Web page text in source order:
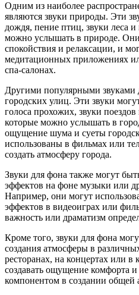
Одним из наиболее
являются звуки природы. Эти
дождя, пение птиц, звуки леса
можно услышать в природе.
спокойствия и релаксации, и
медитационных приложениях
спа-салонах.
Другими популярными звуками
городских улиц. Эти звуки
голоса прохожих, звуки
которые можно услышать в
ощущение шума и суеты
использованы в фильмах или
создать атмосферу города.
Звуки для фона также могут
эффектов на фоне музыки или
Например, они могут
эффектов в видеоиграх или
важность или драматизм
Кроме того, звуки для фона
создания атмосферы в
ресторанах, на концертах или
создавать ощущение комфорта
компонентом в создании общей